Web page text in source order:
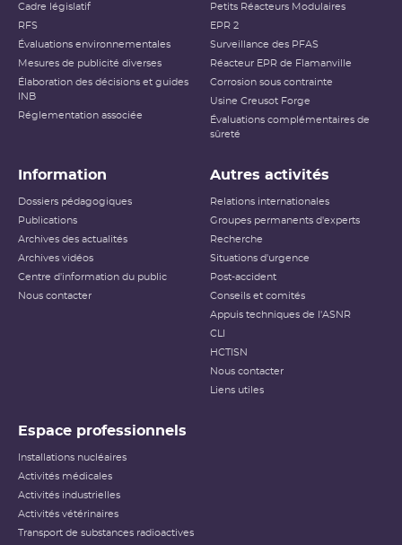
Cadre législatif
RFS
Évaluations environnementales
Mesures de publicité diverses
Élaboration des décisions et guides
INB
Réglementation associée
Petits Réacteurs Modulaires
EPR 2
Surveillance des PFAS
Réacteur EPR de Flamanville
Corrosion sous contrainte
Usine Creusot Forge
Évaluations complémentaires de
sûreté
Information
Dossiers pédagogiques
Publications
Archives des actualités
Archives vidéos
Centre d'information du public
Nous contacter
Autres activités
Relations internationales
Groupes permanents d'experts
Recherche
Situations d'urgence
Post-accident
Conseils et comités
Appuis techniques de l'ASNR
CLI
HCTISN
Nous contacter
Liens utiles
Espace professionnels
Installations nucléaires
Activités médicales
Activités industrielles
Activités vétérinaires
Transport de substances radioactives